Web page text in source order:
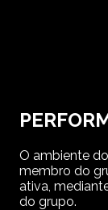
O ambiente
membro do
ativa,
do grupo.